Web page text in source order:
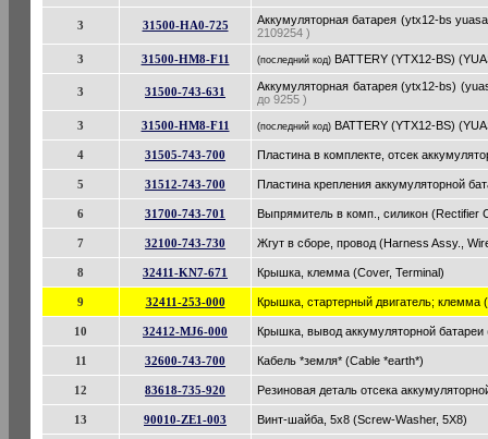
3 31500-HA0-725
Аккумуляторная батарея (ytx12-bs
2109254 )
3
31500-HM8-F11 (последний код) BATTERY (YTX12-BS)
3 31500-743-631
Аккумуляторная батарея (ytx12-bs)
до 9255 )
3
31500-HM8-F11 (последний код) BATTERY (YTX12-BS)
4 31505-743-700 Пластина в комплекте, отсек
5 31512-743-700 Пластина крепления аккумуляторной
6 31700-743-701 Выпрямитель в комп., силикон (Rectifier
7 32100-743-730 Жгут в сборе, провод (Harness Assy.,
8 32411-KN7-671 Крышка, клемма (Cover, Terminal)
9 32411-253-000 Крышка, стартерный двигатель; клемма
10 32412-MJ6-000 Крышка, вывод аккумуляторной батареи
11 32600-743-700 Кабель *земля* (Cable *earth*)
12 83618-735-920 Резиновая деталь отсека
13 90010-ZE1-003 Винт-шайба, 5x8 (Screw-Washer, 5X8)